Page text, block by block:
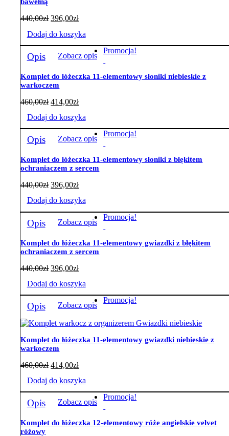
wariantów.
można
wybrać
na
stronie
produktu
bawełną
440,00zł 396,00zł
Dodaj do koszyka
Opis Zobacz opis
Promocja!
Komplet do łóżeczka 11-elementowy słoniki niebieskie z
warkoczem
460,00zł 414,00zł
Dodaj do koszyka
Opis Zobacz opis
Promocja!
Komplet do łóżeczka 11-elementowy słoniki z błękitem
ochraniaczem z sercem
440,00zł 396,00zł
Dodaj do koszyka
Opis Zobacz opis
Promocja!
Komplet do łóżeczka 11-elementowy gwiazdki z błękitem
ochraniaczem z sercem
440,00zł 396,00zł
Dodaj do koszyka
Opis Zobacz opis
Promocja!
Komplet do łóżeczka 11-elementowy gwiazdki niebieskie z
warkoczem
460,00zł 414,00zł
Dodaj do koszyka
Opis Zobacz opis
Promocja!
Komplet do łóżeczka 12-elementowy róże angielskie velvet
różowy